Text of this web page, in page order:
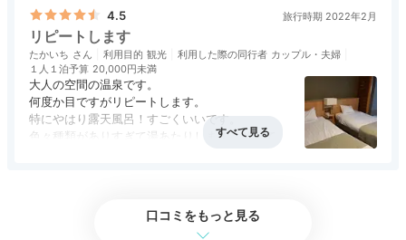
放感が魅力。原生林と大空に囲まれ、快晴の夜は満天の
星を望めます。回廊を渡った先にある「森の散歩湯」で
は、ワイン湯や柚子湯などのカラフルなかけ流し露天風
呂を堪能。
露天風呂が自慢の施設なので、すぐにお風呂に行き、たっぷり堪能
振る舞い酒を飲みながらの露天風呂は最高！
に大き目のハーブ系たる風呂が１０種類くらいあ
ります。露天風呂の横にある内湯は、立湯、座り
湯、寝湯、日替わり湯には、りんごが20個くら
い浮いてました。日ごとに男女入れ替え。食事も
バラエティーに富んでいました。
食事・ドリンク
4.5 旅行時期 2022年2月
リピートします
たかいち 利用目的 観光 利用した際の同行者 カップル・夫婦
１人１泊予算 20,000円未満
大人の空間の温泉です。
何度か目ですがリピートします。
特にやはり露天風呂！すごくいいです。
色々種類がありすぎて湯あたりします。そして広
またリーピートします！口コミをもっと見る